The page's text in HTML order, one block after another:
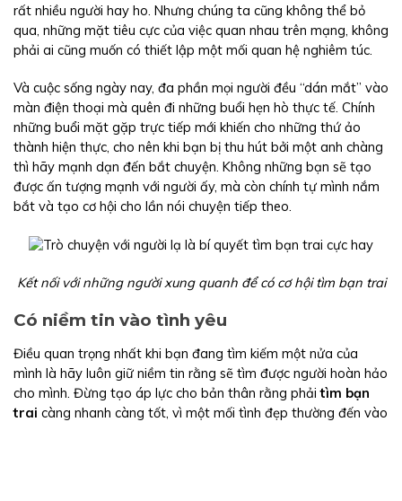
rất nhiều người hay ho. Nhưng chúng ta cũng không thể bỏ
qua, những mặt tiêu cực của việc quan nhau trên mạng, không
phải ai cũng muốn có thiết lập một mối quan hệ nghiêm túc.
Và cuộc sống ngày nay, đa phần mọi người đều “dán mắt” vào
màn điện thoại mà quên đi những buổi hẹn hò thực tế. Chính
những buổi mặt gặp trực tiếp mới khiến cho những thứ ảo
thành hiện thực, cho nên khi bạn bị thu hút bởi một anh chàng
thì hãy mạnh dạn đến bắt chuyện. Không những bạn sẽ tạo
được ấn tượng mạnh với người ấy, mà còn chính tự mình nắm
bắt và tạo cơ hội cho lần nói chuyện tiếp theo.
Kết nối với những người xung quanh để có cơ hội tìm bạn trai
Có niềm tin vào tình yêu
Điều quan trọng nhất khi bạn đang tìm kiếm một nửa của
mình là hãy luôn giữ niềm tin rằng sẽ tìm được người hoàn hảo
cho mình. Đừng tạo áp lực cho bản thân rằng phảitìm bạn
trai càng nhanh càng tốt, vì một mối tình đẹp thường đến vào